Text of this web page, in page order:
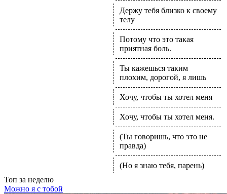
Держу тебя близко к своему
телу
Потому что это такая
приятная боль.
Ты кажешься таким
плохим, дорогой, я лишь
Хочу, чтобы ты хотел меня
Хочу, чтобы ты хотел меня.
(Ты говоришь, что это не
правда)
(Но я знаю тебя, парень)
Топ за неделю
Можно я с тобой